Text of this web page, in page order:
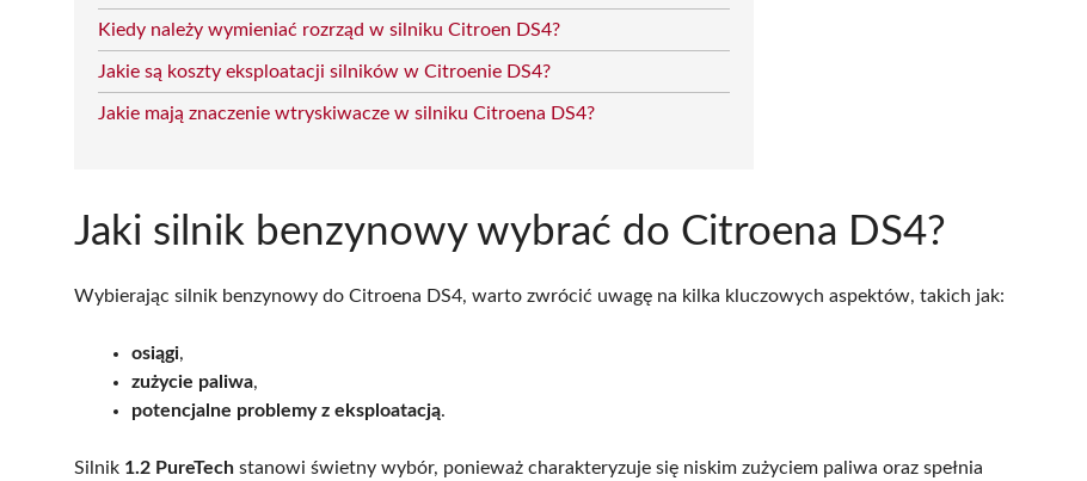
Kiedy należy wymieniać rozrząd w silniku Citroen DS4?
Jakie są koszty eksploatacji silników w Citroenie DS4?
Jakie mają znaczenie wtryskiwacze w silniku Citroena DS4?
Jaki silnik benzynowy wybrać do Citroena DS4?
Wybierając silnik benzynowy do Citroena DS4, warto zwrócić uwagę na kilka kluczowych aspektów, takich jak:
osiągi,
zużycie paliwa,
potencjalne problemy z eksploatacją.
Silnik 1.2 PureTech stanowi świetny wybór, ponieważ charakteryzuje się niskim zużyciem paliwa oraz spełnia